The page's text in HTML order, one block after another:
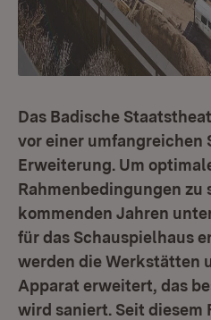
Das Badische
vor einer umfangreichen
Erweiterung. Um
Rahmenbedingungen zu
kommenden Jahren
für das Schauspielhaus
werden die Werkstätten
Apparat erweitert, das
wird saniert. Seit diesem